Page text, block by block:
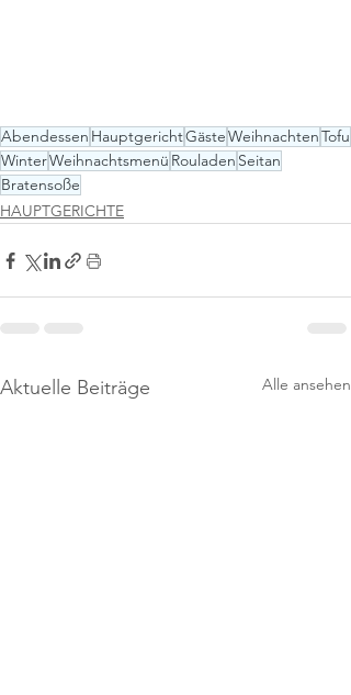
Abendessen HauptgerichtGästeWeihnachtenTofu
WinterWeihnachtsmenü Rouladen Seitan
Bratensoße
HAUPTGERICHTE
Aktuelle Beiträge Alle ansehen